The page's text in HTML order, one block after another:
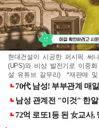
현대건설이 시공한 퍼시픽 써
(UPS)와 비상 발전기로 이중
설 유튜브 갈무리) *재판매